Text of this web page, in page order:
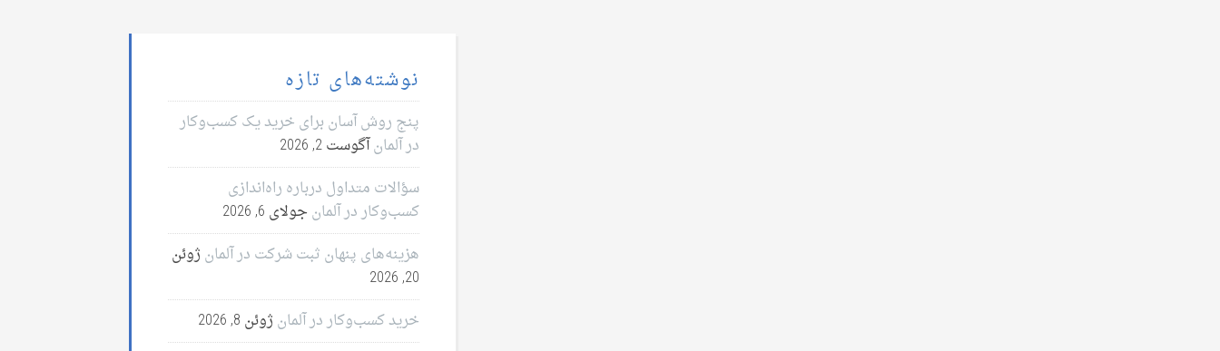
نوشته‌های تازه
پنج روش آسان برای خرید یک کسب‌وکار
در آلمانآگوست 2, 2026
سؤالات متداول درباره راه‌اندازی
کسب‌وکار در آلمان جولای 6, 2026
هزینه‌های پنهان ثبت شرکت در آلمان ژوئن
20, 2026
خرید کسب‌وکار در آلمان ژوئن 8, 2026